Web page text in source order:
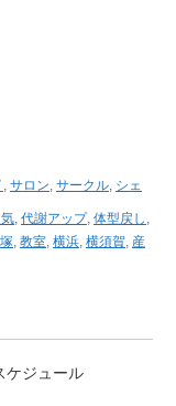
, サロン, サークル, シェ
, 代謝アップ, 体型戻し ,
, 教室, 横浜, 横須賀, 産
ケジュール